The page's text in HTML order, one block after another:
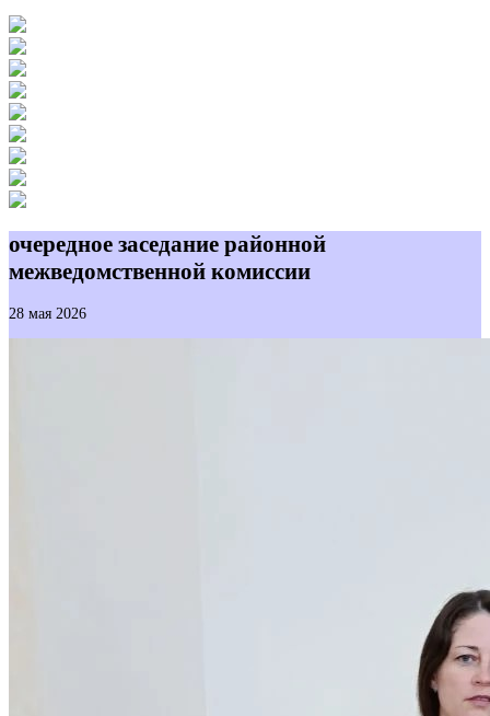
очередное заседание районной
межведомственной комиссии
28 мая 2026